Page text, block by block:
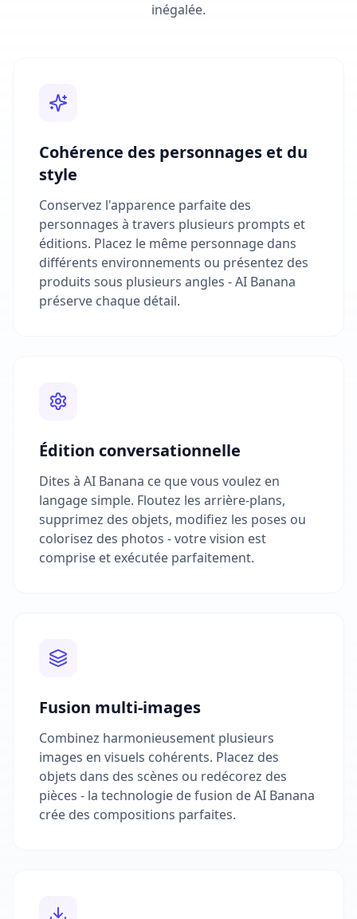
inégalée.
Cohérence des personnages et du
style
Conservez l'apparence parfaite des
personnages à travers plusieurs prompts et
éditions. Placez le même personnage dans
différents environnements ou présentez des
produits sous plusieurs angles - AI Banana
préserve chaque détail.
Édition conversationnelle
Dites à AI Banana ce que vous voulez en
langage simple. Floutez les arrière-plans,
supprimez des objets, modifiez les poses ou
colorisez des photos - votre vision est
comprise et exécutée parfaitement.
Fusion multi-images
Combinez harmonieusement plusieurs
images en visuels cohérents. Placez des
objets dans des scènes ou redécorez des
pièces - la technologie de fusion de AI Banana
crée des compositions parfaites.